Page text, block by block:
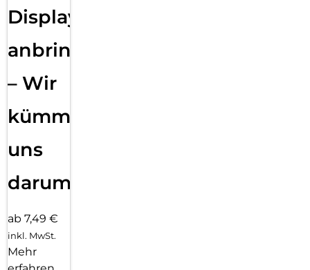
Displayfolie
anbringen
– Wir
kümmern
uns
darum!
ab 7,49 €
inkl. MwSt.
Mehr